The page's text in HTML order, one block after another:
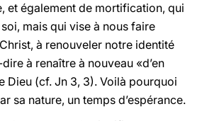
et également de mortification, qui
soi, mais qui vise à nous faire
à renouveler notre identité
à renaître à nouveau «d’en
Dieu (cf. Jn 3, 3). Voilà pourquoi
sa nature, un temps d’espérance.